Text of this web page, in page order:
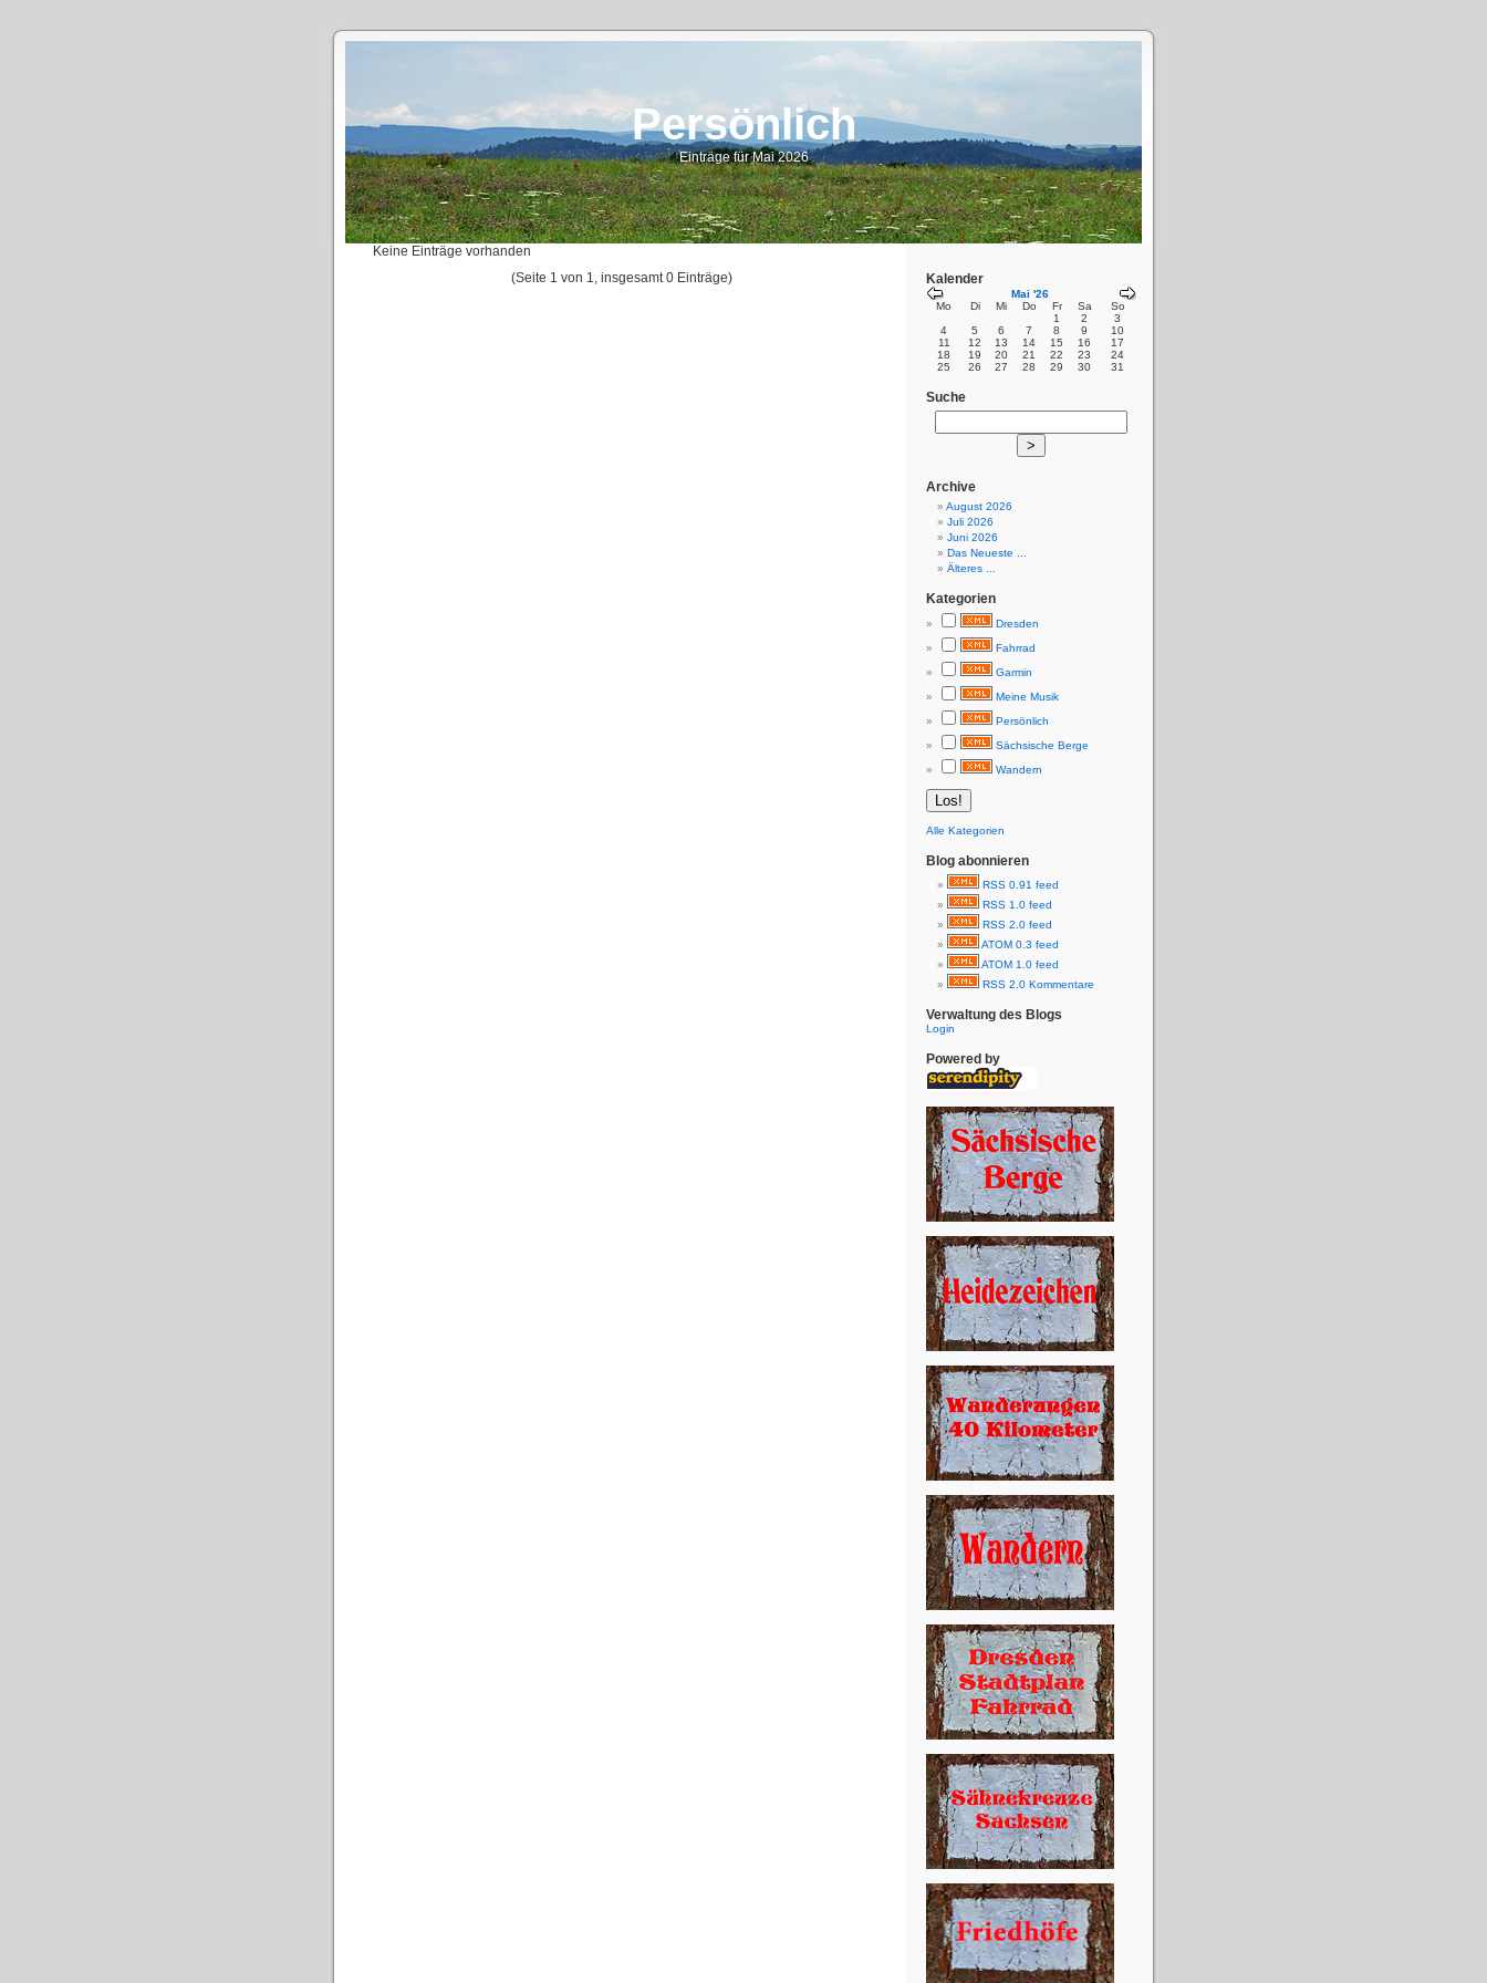
Persönlich
Einträge für Mai 2026
Keine Einträge vorhanden
(Seite 1 von 1, insgesamt 0 Einträge)
Kalender
Mai '26
Mo
Di Mi Do Fr Sa
So
1
2
3
4
5 6 7 8 9
10
11
12 13 14 15 16
17
18
19 20 21 22 23
24
25
26 27 28 29 30 31
Suche
Archive
August 2026
Juli 2026
Juni 2026
Das Neueste ...
Älteres ...
Kategorien
Dresden
Fahrrad
Garmin
Meine Musik
Persönlich
Sächsische Berge
Wandern
Alle Kategorien
Blog abonnieren
RSS 0.91 feed
RSS 1.0 feed
RSS 2.0 feed
ATOM 0.3 feed
ATOM 1.0 feed
RSS 2.0 Kommentare
Verwaltung des Blogs
Login
Powered by